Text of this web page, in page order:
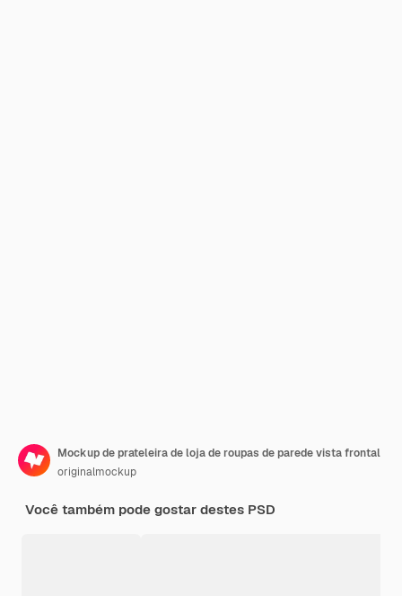
Mockup de prateleira de loja de roupas de parede vista frontal
originalmockup
Você também pode gostar destes PSD